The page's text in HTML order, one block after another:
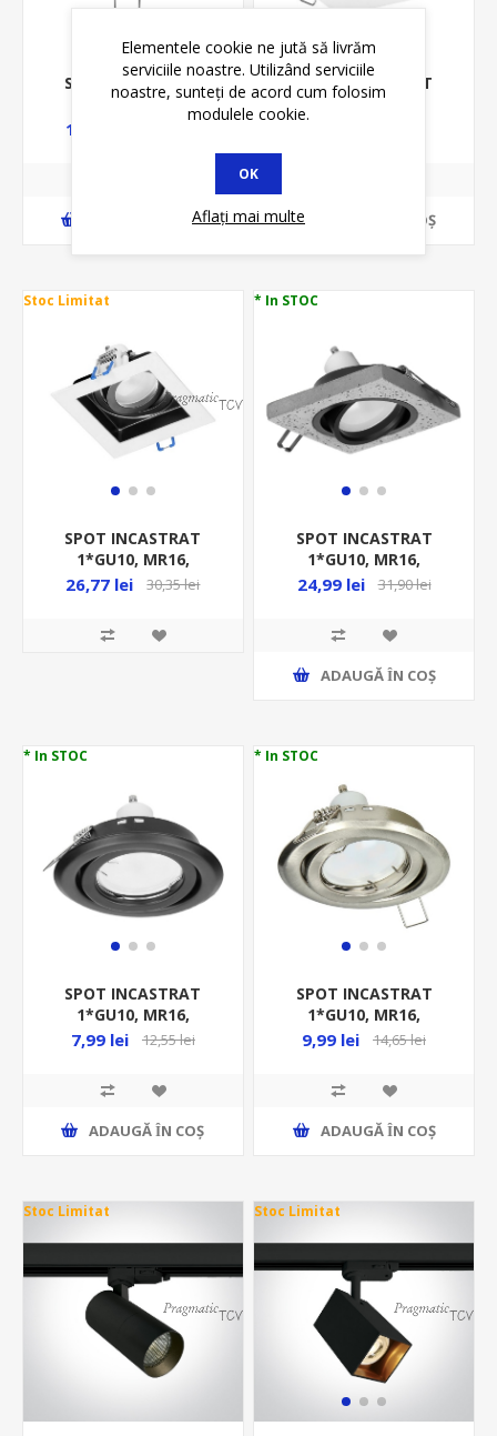
SPOT INCASTRAT
1*GU10, MR16,
REGLABIL, MAX 50W,
11,87 lei
ADAUGĂ ȊN COŞ
SPOT INCASTRAT
1*GU10, MR16,
REGLABIL, MAX 50W,
ADAUGĂ ȊN COŞ
Stoc Limitat
SPOT INCASTRAT
1*GU10, MR16,
REGLABIL, MAX 50W,
26,77 lei 30,35 lei
* In STOC
SPOT INCASTRAT
1*GU10, MR16,
REGLABIL, MAX 50W,
24,99 lei 31,90 lei
ADAUGĂ ȊN COŞ
* In STOC
SPOT INCASTRAT
1*GU10, MR16,
REGLABIL, MAX 50W,
7,99 lei 12,55 lei
ADAUGĂ ȊN COŞ
* In STOC
SPOT INCASTRAT
1*GU10, MR16,
REGLABIL, MAX 50W,
9,99 lei 14,65 lei
ADAUGĂ ȊN COŞ
Stoc Limitat Stoc Limitat
Elementele cookie ne jută să livrăm
serviciile noastre. Utilizând serviciile
noastre, sunteți de acord cum folosim
modulele cookie.
OK
Aflați mai multe